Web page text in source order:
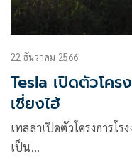
22 ธันวาคม 2566
Tesla เปิดตัวโคร
เซี่ยงไฮ้
เทสลาเปิดตัวโครงการโ
เป็น…